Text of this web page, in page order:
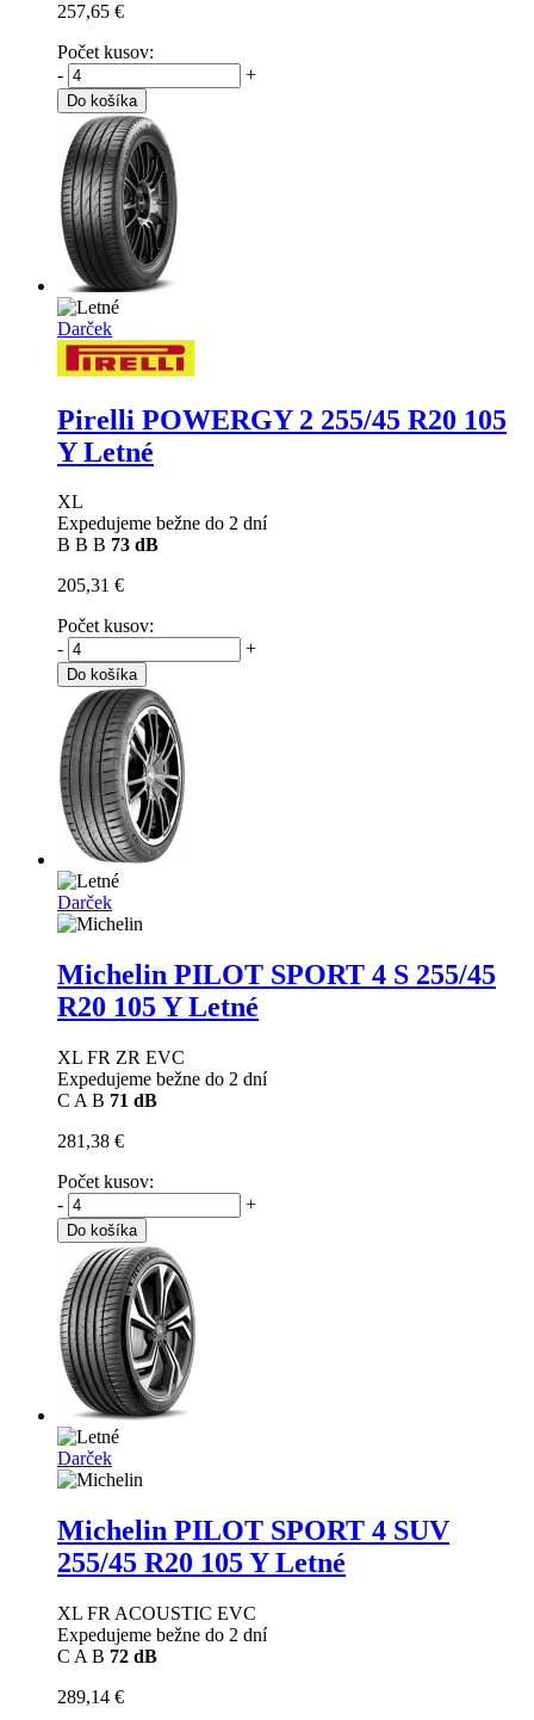
257,65 €
Počet kusov:
-
+
Do košíka
Darček
Pirelli POWERGY 2 255/45 R20 105
Y Letné
XL
Expedujeme bežne do 2 dní
B B B 73 dB
205,31 €
Počet kusov:
-
+
Do košíka
Darček
Michelin PILOT SPORT 4 S 255/45
R20 105 Y Letné
XL FR ZR EVC
Expedujeme bežne do 2 dní
C A B 71 dB
281,38 €
Počet kusov:
-
+
Do košíka
Darček
Michelin PILOT SPORT 4 SUV
255/45 R20 105 Y Letné
XL FR ACOUSTIC EVC
Expedujeme bežne do 2 dní
C A B 72 dB
289,14 €